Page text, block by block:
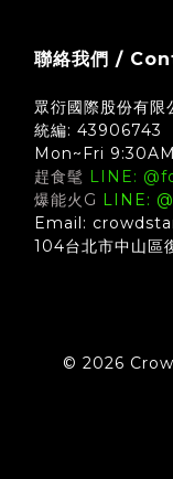
聯絡我們 /
眾衍國際股份有
統編: 43906743
Mon~Fri
趕食髦 LINE:
爆能火G LINE:
Email:
104台北市中山區
© 2026